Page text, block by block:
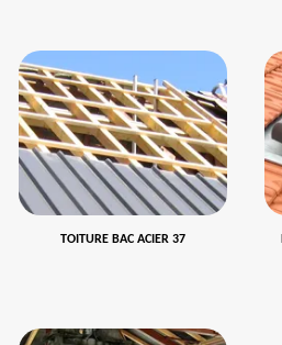
TOITURE BAC ACIER 37